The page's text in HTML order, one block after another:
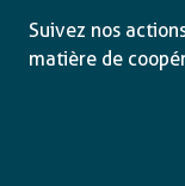
Suivez nos
matière de